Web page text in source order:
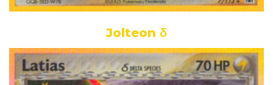
Jolteon δ